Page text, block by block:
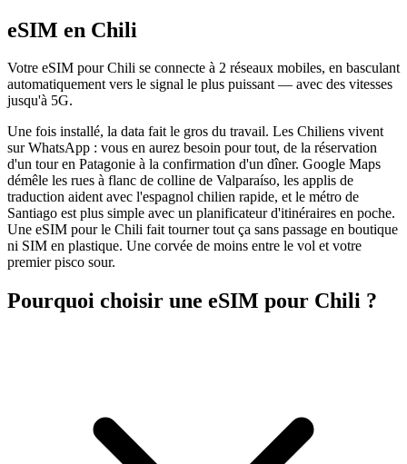
eSIM en Chili
Votre eSIM pour Chili se connecte à 2 réseaux mobiles, en basculant
automatiquement vers le signal le plus puissant — avec des vitesses
jusqu'à 5G.
Une fois installé, la data fait le gros du travail. Les Chiliens vivent
sur WhatsApp : vous en aurez besoin pour tout, de la réservation
d'un tour en Patagonie à la confirmation d'un dîner. Google Maps
démêle les rues à flanc de colline de Valparaíso, les applis de
traduction aident avec l'espagnol chilien rapide, et le métro de
Santiago est plus simple avec un planificateur d'itinéraires en poche.
Une eSIM pour le Chili fait tourner tout ça sans passage en boutique
ni SIM en plastique. Une corvée de moins entre le vol et votre
premier pisco sour.
Pourquoi choisir une eSIM pour Chili ?